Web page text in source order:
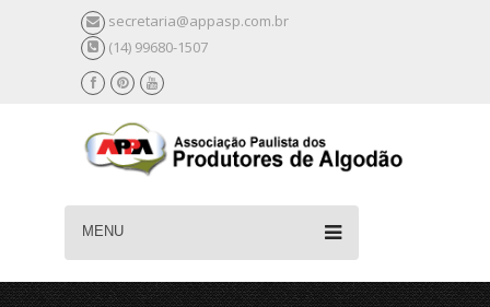
secretaria@appasp.com.br
(14) 99680-1507
MENU